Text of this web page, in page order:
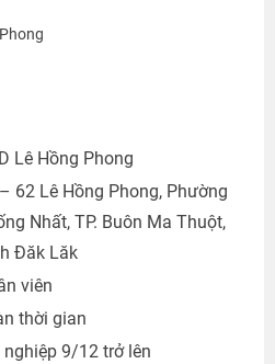
Lê Hồng Phong
62 Lê Hồng Phong, Phường
Nhất, TP. Buôn Ma Thuột,
Đăk Lăk
viên
thời gian
nghiệp 9/12 trở lên